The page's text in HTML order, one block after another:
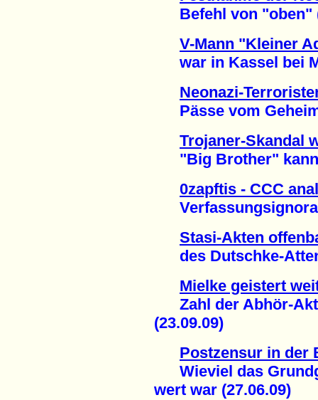
Befehl von "oben"
V-Mann "Kleiner
war in Kassel bei
Neonazi-
Pässe vom
Trojaner-Skandal
"Big Brother" kann
0zapftis - CCC
Stasi-Akten
des Dutschke-
Mielke geistert
Zahl der Abhör-
(23.09.09)
Postzensur in der
Wieviel das
wert war (27.06.09)